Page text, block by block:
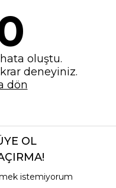
oluştu.
deneyiniz.
dön
OL
istemiyorum